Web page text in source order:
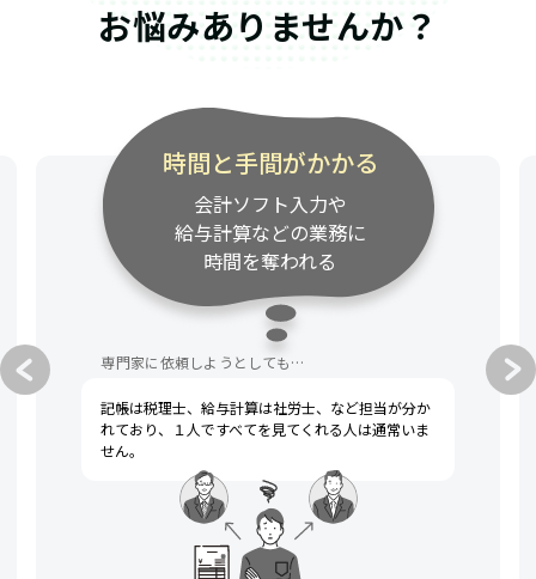
お悩みありませんか？
専門家の連絡が遅い
資料請求・質問への対応が
遅く、事業のスピード感に
付いてきてくれない
専門家に依頼しようとしても…
税理士への不満として、一般的によく挙げられるの
は「連絡が遅い」「話がわかりにくい」です。